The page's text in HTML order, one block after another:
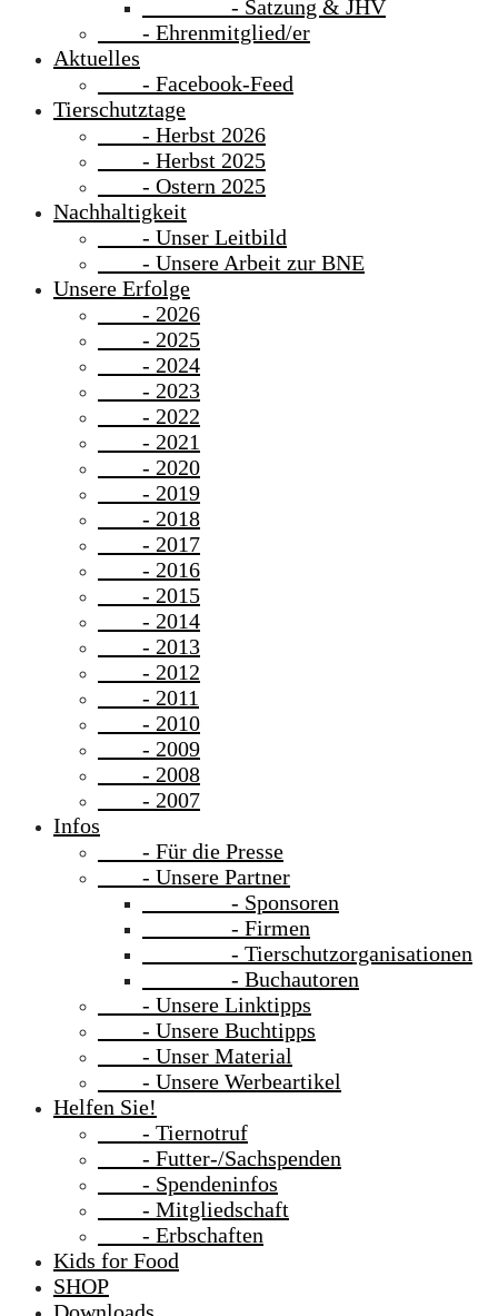
- Satzung & JHV
- Ehrenmitglied/er
Aktuelles
- Facebook-Feed
Tierschutztage
- Herbst 2026
- Herbst 2025
- Ostern 2025
Nachhaltigkeit
- Unser Leitbild
- Unsere Arbeit zur BNE
Unsere Erfolge
- 2026
- 2025
- 2024
- 2023
- 2022
- 2021
- 2020
- 2019
- 2018
- 2017
- 2016
- 2015
- 2014
- 2013
- 2012
- 2011
- 2010
- 2009
- 2008
- 2007
Infos
- Für die Presse
- Unsere Partner
- Sponsoren
- Firmen
- Tierschutzorganisationen
- Buchautoren
- Unsere Linktipps
- Unsere Buchtipps
- Unser Material
- Unsere Werbeartikel
Helfen Sie!
- Tiernotruf
- Futter-/Sachspenden
- Spendeninfos
- Mitgliedschaft
- Erbschaften
Kids for Food
SHOP